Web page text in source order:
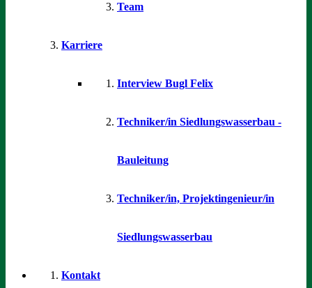
Team
Karriere
Interview Bugl Felix
Techniker/in Siedlungswasserbau -
Bauleitung
Techniker/in, Projektingenieur/in
Siedlungswasserbau
Kontakt